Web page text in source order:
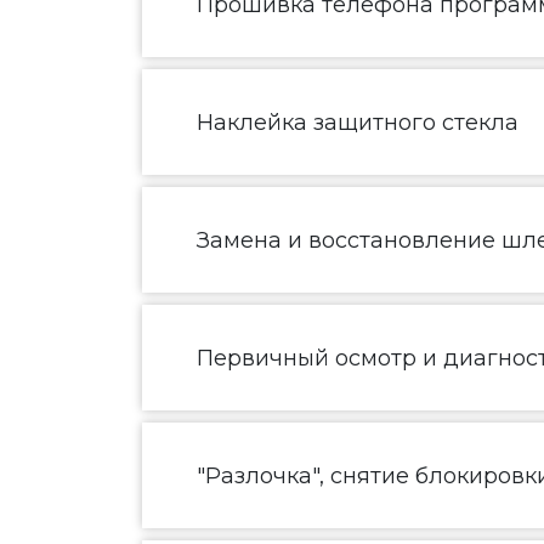
Наклейка защитного стекла
Замена и восстановление
Первичный осмотр и
"Разлочка", снятие